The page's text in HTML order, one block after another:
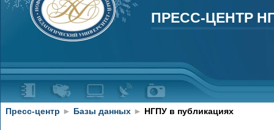
ПРЕСС-ЦЕНТР
ПРЕСС-ЦЕНТР
Пресс-центр ► Базы данных ► НГПУ в публикациях